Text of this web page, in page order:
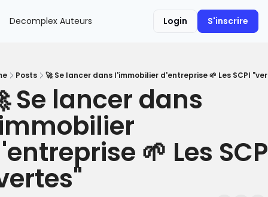
Decomplex Auteurs Login S'inscrire
Posts 🚀 Se lancer dans l'immobilier d'entreprise 🌱 Les SCPI
Se lancer dans
🌱 Les